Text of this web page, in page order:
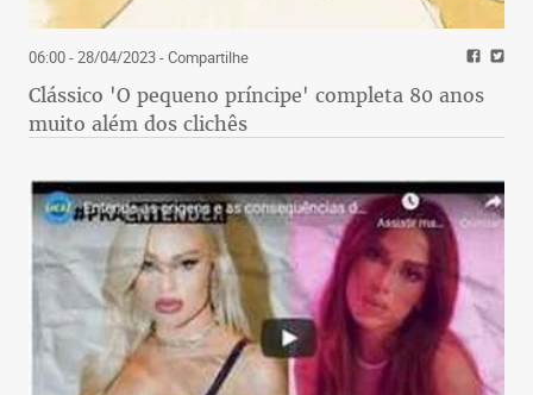
06:00 - 28/04/2023- Compartilhe
Clássico 'O pequeno príncipe' completa 80 anos
muito além dos clichês